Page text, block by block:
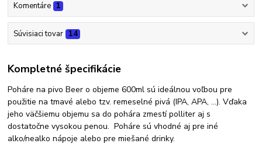
Komentáre 1
Súvisiaci tovar 14
Kompletné špecifikácie
Poháre na pivo Beer o objeme 600ml sú ideálnou voľbou pre
použitie na tmavé alebo tzv. remeselné pivá (IPA, APA, …). Vďaka
jeho väčšiemu objemu sa do pohára zmestí polliter aj s
dostatočne vysokou penou. Poháre sú vhodné aj pre iné
alko/nealko nápoje alebo pre miešané drinky.